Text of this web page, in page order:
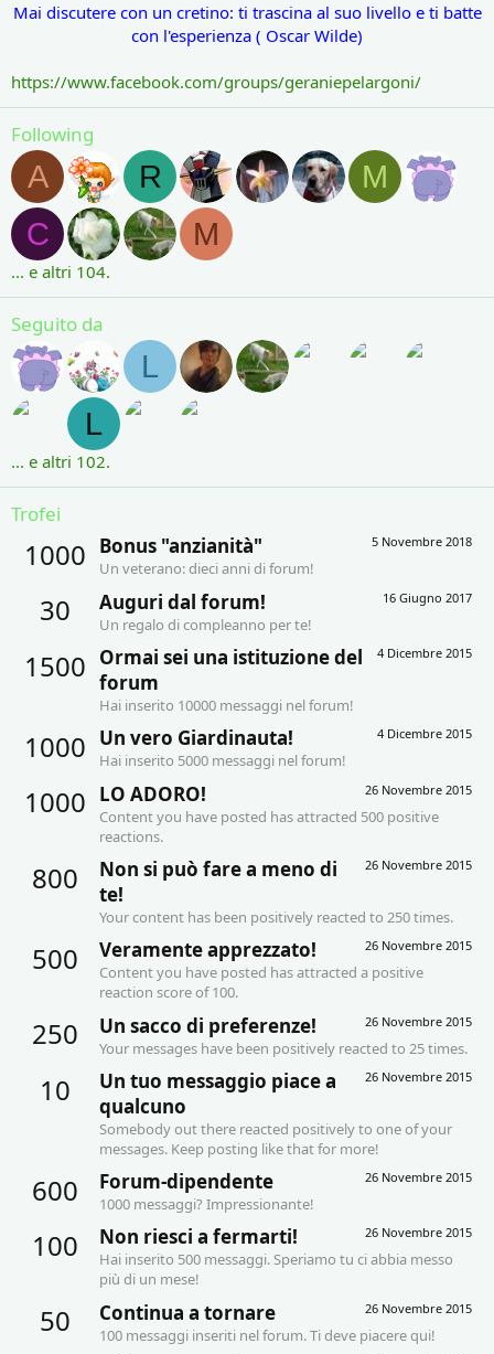
Mai discutere con un cretino: ti trascina al suo livello e ti batte
con l'esperienza ( Oscar Wilde)
https://www.facebook.com/groups/geraniepelargoni/
Following
A R
M
C
M
... e altri 104.
Seguito da
L
L
... e altri 102.
Trofei
1000 5 Novembre 2018
Bonus "anzianità"
Un veterano: dieci anni di forum!
30 16 Giugno 2017
Auguri dal forum!
Un regalo di compleanno per te!
1500 4 Dicembre 2015
Ormai sei una istituzione del
forum
Hai inserito 10000 messaggi nel forum!
1000 4 Dicembre 2015
Un vero Giardinauta!
Hai inserito 5000 messaggi nel forum!
1000 26 Novembre 2015
LO ADORO!
Content you have posted has attracted 500 positive
reactions.
800 26 Novembre 2015
Non si può fare a meno di
te!
Your content has been positively reacted to 250 times.
500 26 Novembre 2015
Veramente apprezzato!
Content you have posted has attracted a positive
reaction score of 100.
250 26 Novembre 2015
Un sacco di preferenze!
Your messages have been positively reacted to 25 times.
10 26 Novembre 2015
Un tuo messaggio piace a
qualcuno
Somebody out there reacted positively to one of your
messages. Keep posting like that for more!
600 26 Novembre 2015
Forum-dipendente
1000 messaggi? Impressionante!
100 26 Novembre 2015
Non riesci a fermarti!
Hai inserito 500 messaggi. Speriamo tu ci abbia messo
più di un mese!
50 26 Novembre 2015
Continua a tornare
100 messaggi inseriti nel forum. Ti deve piacere qui!